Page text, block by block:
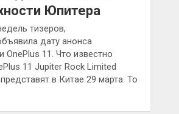
Юпитера
тизеров,
дату анонса
OnePlus 11. Что известно
11 Jupiter Rock Limited
в Китае 29 марта. То